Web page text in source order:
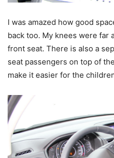
I was amazed how good
back too. My knees were far
front seat. There is also a
seat passengers on top of
make it easier for the